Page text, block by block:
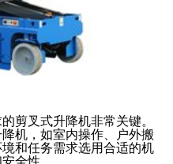
剪叉式升降机非常关键。
机，如室内操作、户外搬
和任务需求选用合适的机
全性。